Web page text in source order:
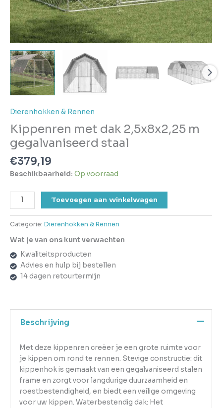
Dierenhokken & Rennen
Kippenren met dak 2,5x8x2,25 m
gegalvaniseerd staal
€379,19
Beschikbaarheid: Op voorraad
Toevoegen aan winkelwagen
Categorie: Dierenhokken & Rennen
Wat je van ons kunt verwachten
Kwaliteitsproducten
Advies en hulp bij bestellen
14 dagen retourtermijn
Beschrijving
Met deze kippenren creëer je een grote ruimte voor
je kippen om rond te rennen. Stevige constructie: dit
kippenhok is gemaakt van een gegalvaniseerd stalen
frame en zorgt voor langdurige duurzaamheid en
roestbestendigheid, en biedt een veilige omgeving
voor uw kippen. Waterbestendig dak: Het